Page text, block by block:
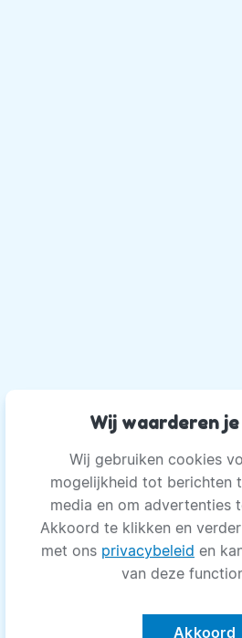
Wij waarderen
Wij gebruiken cookies
mogelijkheid tot berichten
media en om advertenties
Akkoord te klikken en
met ons privacybeleid en
van deze
Akkoord